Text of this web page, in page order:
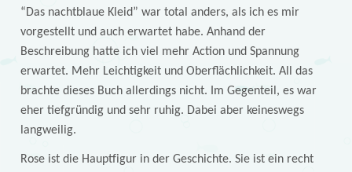
“Das nachtblaue Kleid” war total anders, als ich es mir
vorgestellt und auch erwartet habe. Anhand der
Beschreibung hatte ich viel mehr Action und Spannung
erwartet. Mehr Leichtigkeit und Oberflächlichkeit. All das
brachte dieses Buch allerdings nicht. Im Gegenteil, es war
eher tiefgründig und sehr ruhig. Dabei aber keineswegs
langweilig.
Rose ist die Hauptfigur in der Geschichte. Sie ist ein recht